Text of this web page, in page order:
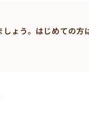
ょう。はじめての方